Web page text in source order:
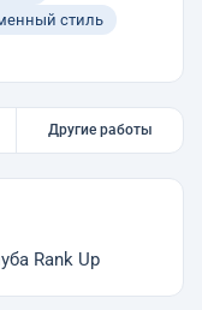
стиль
Другие работы
Rank Up